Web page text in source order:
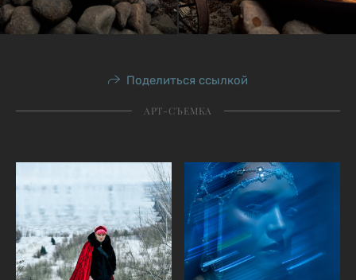
Поделиться ссылкой
АРТ-СЪЕМКА